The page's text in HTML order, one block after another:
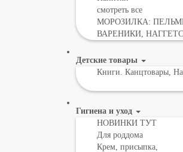
смотреть все
МОРОЗИЛКА:
ВАРЕНИКИ,
Детские товары
Книги. Канцтовары,
Гигиена и уход
НОВИНКИ ТУТ
Для роддома
Крем, присыпка,